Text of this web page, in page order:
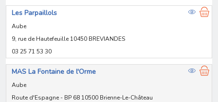
Les Parpaillols
Aube
9, rue de Hautefeuille 10450 BREVIANDES
03 25 71 53 30
MAS La Fontaine de l'Orme
Aube
Route d'Espagne - BP 68 10500 Brienne-Le-Château